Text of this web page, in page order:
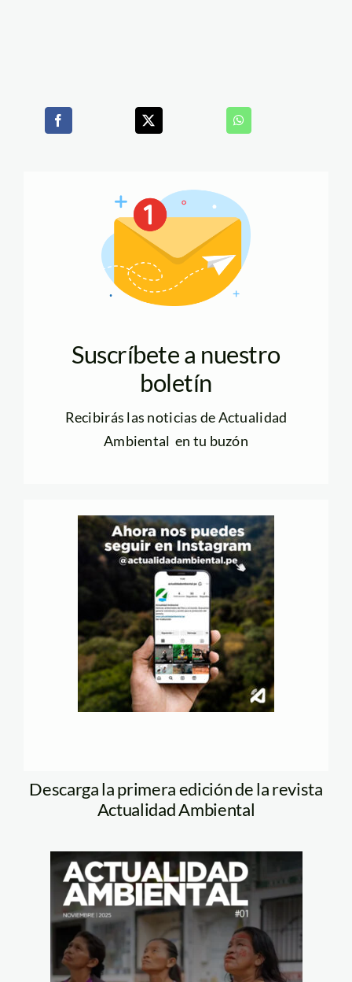
Suscríbete a nuestro
boletín
Recibirás las noticias de Actualidad
Ambiental en tu buzón
Descarga la primera edición de la revista
Actualidad Ambiental